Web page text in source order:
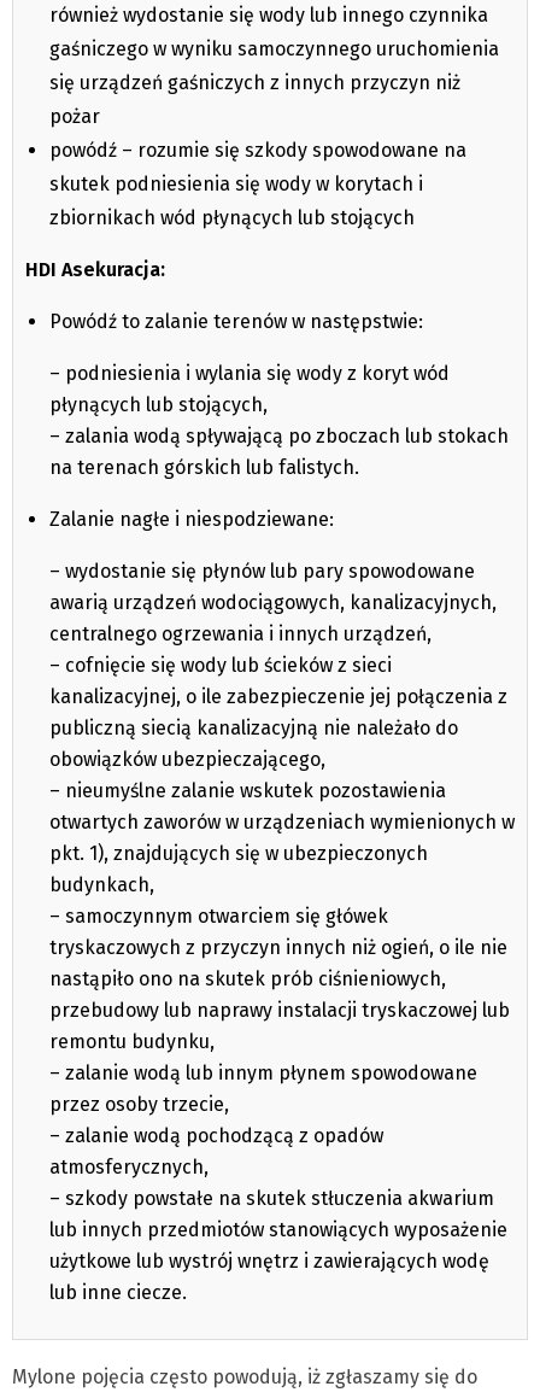
również wydostanie się wody lub innego czynnika
gaśniczego w wyniku samoczynnego uruchomienia
się urządzeń gaśniczych z innych przyczyn niż
pożar
powódź – rozumie się szkody spowodowane na
skutek podniesienia się wody w korytach i
zbiornikach wód płynących lub stojących
HDI Asekuracja:
Powódź to zalanie terenów w następstwie:
– podniesienia i wylania się wody z koryt wód
płynących lub stojących,
– zalania wodą spływającą po zboczach lub stokach
na terenach górskich lub falistych.
Zalanie nagłe i niespodziewane:
– wydostanie się płynów lub pary spowodowane
awarią urządzeń wodociągowych, kanalizacyjnych,
centralnego ogrzewania i innych urządzeń,
– cofnięcie się wody lub ścieków z sieci
kanalizacyjnej, o ile zabezpieczenie jej połączenia z
publiczną siecią kanalizacyjną nie należało do
obowiązków ubezpieczającego,
– nieumyślne zalanie wskutek pozostawienia
otwartych zaworów w urządzeniach wymienionych w
pkt. 1), znajdujących się w ubezpieczonych
budynkach,
– samoczynnym otwarciem się główek
tryskaczowych z przyczyn innych niż ogień, o ile nie
nastąpiło ono na skutek prób ciśnieniowych,
przebudowy lub naprawy instalacji tryskaczowej lub
remontu budynku,
– zalanie wodą lub innym płynem spowodowane
przez osoby trzecie,
– zalanie wodą pochodzącą z opadów
atmosferycznych,
– szkody powstałe na skutek stłuczenia akwarium
lub innych przedmiotów stanowiących wyposażenie
użytkowe lub wystrój wnętrz i zawierających wodę
lub inne ciecze.
Mylone pojęcia często powodują, iż zgłaszamy się do